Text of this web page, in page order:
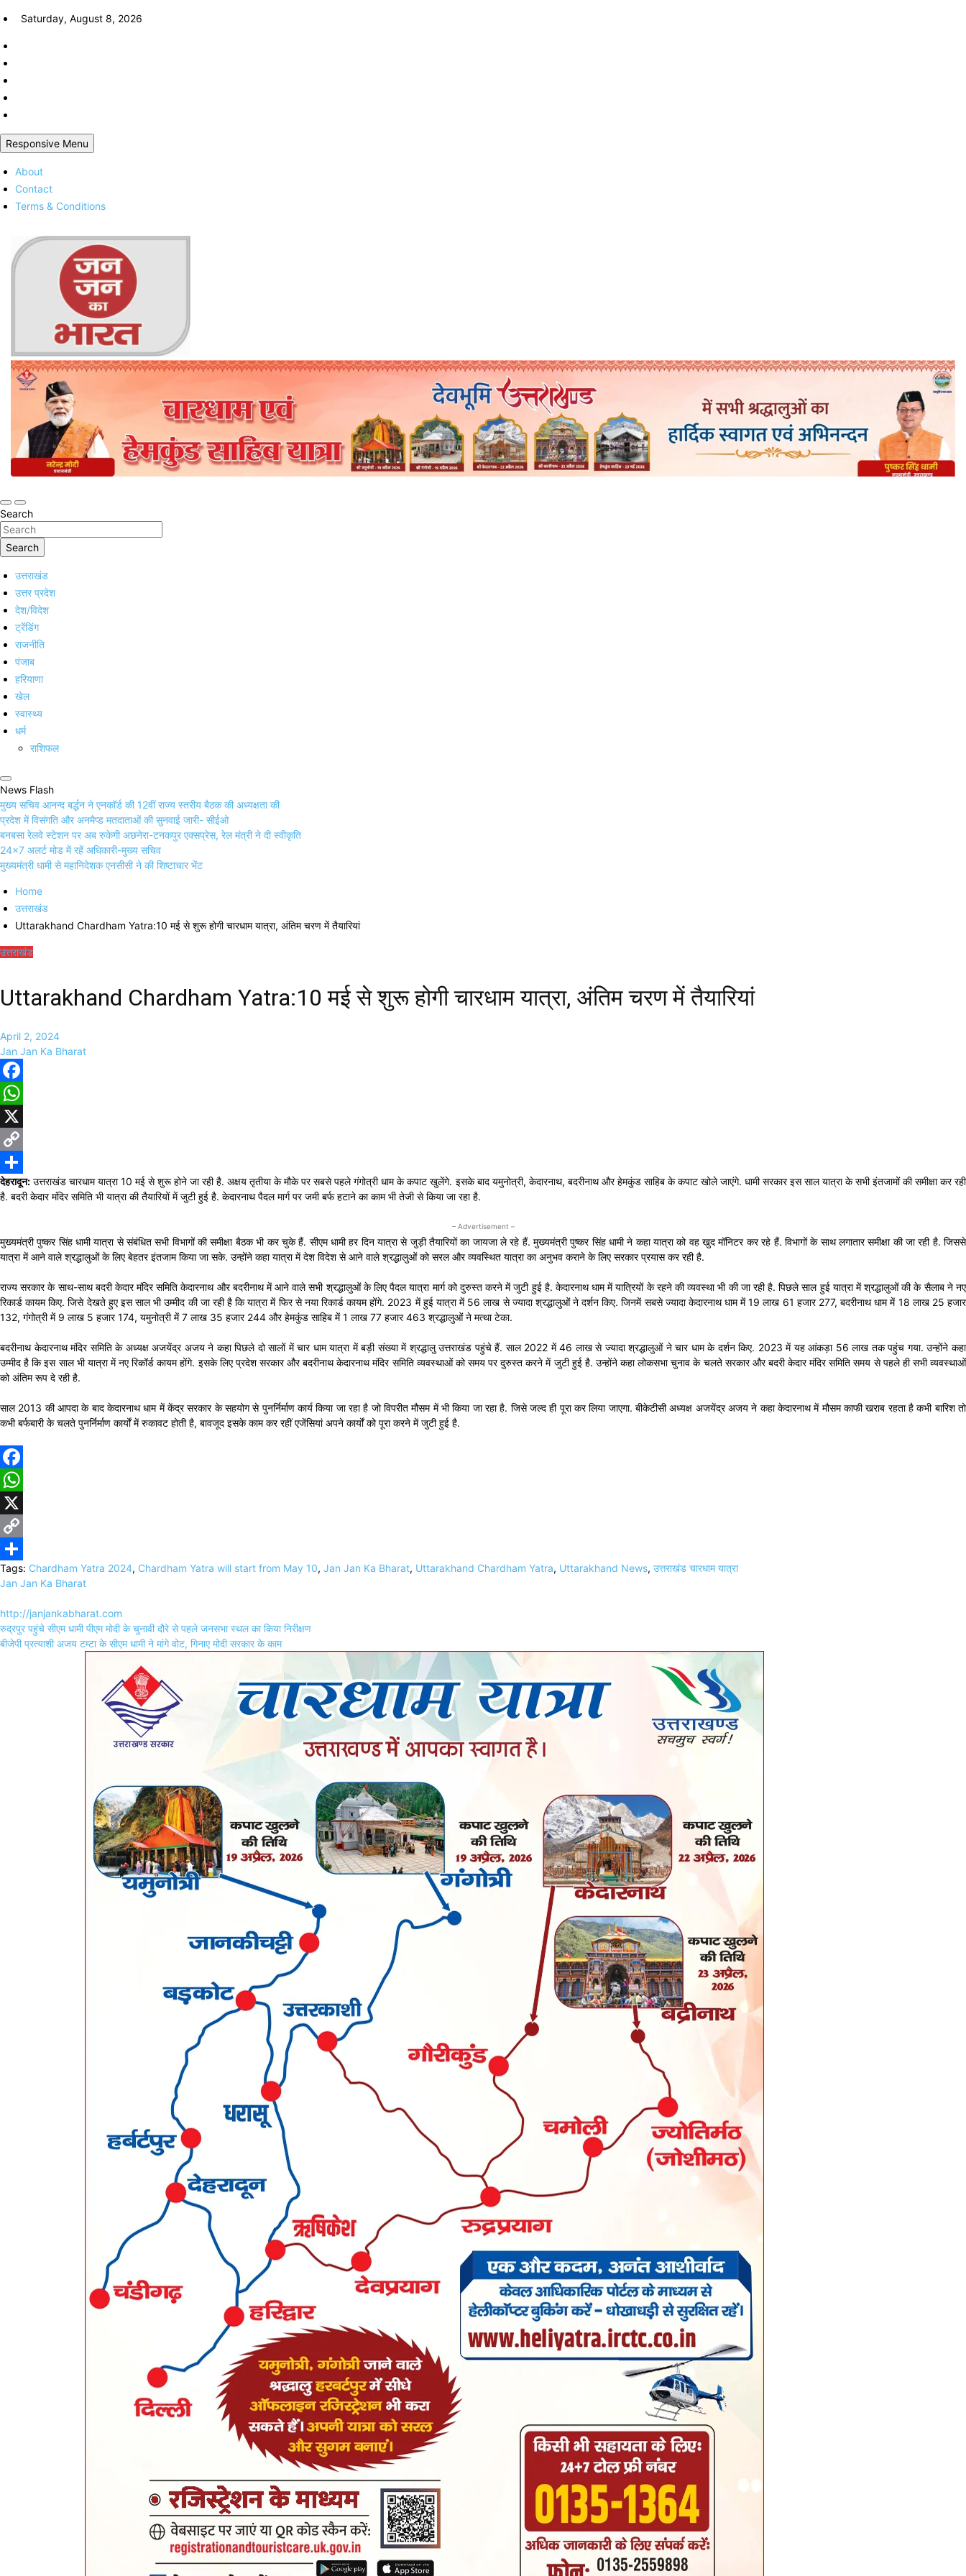
Skip
content
Saturday, August 8, 2026
Responsive Menu
About
Contact
Terms & Conditions
Jan Jan Ka Bharat
Online Trending Hindi News Website
Search
Search
उत्तराखंड
उत्तर प्रदेश
देश/विदेश
ट्रेंडिंग
राजनीति
पंजाब
हरियाणा
खेल
स्वास्थ्य
धर्म
राशिफल
News Flash
मुख्य सचिव आनन्द बर्द्धन ने एनकॉर्ड की 12वीं राज्य स्तरीय बैठक की अध्यक्षता की
प्रदेश में विसंगति और अनमैप्ड मतदाताओं की सुनवाई जारी- सीईओ
बनबसा रेलवे स्टेशन पर अब रुकेगी अछनेरा-टनकपुर एक्सप्रेस, रेल मंत्री ने दी स्वीकृति
24×7 अलर्ट मोड में रहें अधिकारी-मुख्य सचिव
मुख्यमंत्री धामी से महानिदेशक एनसीसी ने की शिष्टाचार भेंट
Home
उत्तराखंड
Uttarakhand Chardham Yatra:10 मई से शुरू होगी चारधाम यात्रा, अंतिम चरण में तैयारियां
उत्तराखंड
Uttarakhand Chardham Yatra:10 मई से शुरू होगी चारधाम यात्रा, अंतिम चरण में तैयारियां
April 2, 2024
Jan Jan Ka Bharat
Facebook
WhatsApp
X
Copy
Link
Share
देहरादून: उत्तराखंड चारधाम यात्रा 10 मई से शुरू होने जा रही है. अक्षय तृतीया के मौके पर सबसे पहले गंगोत्री धाम के कपाट खुलेंगे. इसके बाद यमुनोत्री, केदारनाथ, बदरीनाथ और हेमकुंड साहिब के कपाट खोले जाएंगे. धामी सरकार इस साल यात्रा के सभी इंतजामों की समीक्षा कर रही
है. बदरी केदार मंदिर समिति भी यात्रा की तैयारियों में जुटी हुई है. केदारनाथ पैदल मार्ग पर जमी बर्फ हटाने का काम भी तेजी से किया जा रहा है.
– Advertisement –
मुख्यमंत्री पुष्कर सिंह धामी यात्रा से संबंधित सभी विभागों की समीक्षा बैठक भी कर चुके हैं. सीएम धामी हर दिन यात्रा से जुड़ी तैयारियों का जायजा ले रहे हैं. मुख्यमंत्री पुष्कर सिंह धामी ने कहा यात्रा को वह खुद मॉनिटर कर रहे हैं. विभागों के साथ लगातार समीक्षा की जा रही है. जिससे
यात्रा में आने वाले श्रद्धालुओं के लिए बेहतर इंतजाम किया जा सके. उन्होंने कहा यात्रा में देश विदेश से आने वाले श्रद्धालुओं को सरल और व्यवस्थित यात्रा का अनुभव कराने के लिए सरकार प्रयास कर रही है.
राज्य सरकार के साथ-साथ बदरी केदार मंदिर समिति केदारनाथ और बदरीनाथ में आने वाले सभी श्रद्धालुओं के लिए पैदल यात्रा मार्ग को दुरुस्त करने में जुटी हुई है. केदारनाथ धाम में यात्रियों के रहने की व्यवस्था भी की जा रही है. पिछले साल हुई यात्रा में श्रद्धालुओं की के सैलाब ने नए
रिकार्ड कायम किए. जिसे देखते हुए इस साल भी उम्मीद की जा रही है कि यात्रा में फिर से नया रिकार्ड कायम होंगे. 2023 में हुई यात्रा में 56 लाख से ज्यादा श्रद्धालुओं ने दर्शन किए. जिनमें सबसे ज्यादा केदारनाथ धाम में 19 लाख 61 हजार 277, बदरीनाथ धाम में 18 लाख 25 हजार
132, गंगोत्री में 9 लाख 5 हजार 174, यमुनोत्री में 7 लाख 35 हजार 244 और हेमकुंड साहिब में 1 लाख 77 हजार 463 श्रद्धालुओं ने मत्था टेका.
बदरीनाथ केदारनाथ मंदिर समिति के अध्यक्ष अजयेंद्र अजय ने कहा पिछले दो सालों में चार धाम यात्रा में बड़ी संख्या में श्रद्धालु उत्तराखंड पहुंचे हैं. साल 2022 में 46 लाख से ज्यादा श्रद्धालुओं ने चार धाम के दर्शन किए. 2023 में यह आंकड़ा 56 लाख तक पहुंच गया. उन्होंने कहा
उम्मीद है कि इस साल भी यात्रा में नए रिकॉर्ड कायम होंगे. इसके लिए प्रदेश सरकार और बदरीनाथ केदारनाथ मंदिर समिति व्यवस्थाओं को समय पर दुरुस्त करने में जुटी हुई है. उन्होंने कहा लोकसभा चुनाव के चलते सरकार और बदरी केदार मंदिर समिति समय से पहले ही सभी व्यवस्थाओं
को अंतिम रूप दे रही है.
साल 2013 की आपदा के बाद केदारनाथ धाम में केंद्र सरकार के सहयोग से पुनर्निर्माण कार्य किया जा रहा है जो विपरीत मौसम में भी किया जा रहा है. जिसे जल्द ही पूरा कर लिया जाएगा. बीकेटीसी अध्यक्ष अजयेंद्र अजय ने कहा केदारनाथ में मौसम काफी खराब रहता है कभी बारिश तो
कभी बर्फबारी के चलते पुनर्निर्माण कार्यों में रुकावट होती है, बावजूद इसके काम कर रहीं एजेंसियां अपने कार्यों को पूरा करने में जुटी हुई है.
Facebook
WhatsApp
X
Copy
Link
Share
Tags: Chardham Yatra 2024, Chardham Yatra will start from May 10, Jan Jan Ka Bharat, Uttarakhand Chardham Yatra, Uttarakhand News, उत्तराखंड चारधाम यात्रा
Jan Jan Ka Bharat
http://janjankabharat.com
Post
navigation
रुद्रपुर पहुंचे सीएम धामी पीएम मोदी के चुनावी दौरे से पहले जनसभा स्थल का किया निरीक्षण
बीजेपी प्रत्याशी अजय टम्टा के सीएम धामी ने मांगे वोट, गिनाए मोदी सरकार के काम